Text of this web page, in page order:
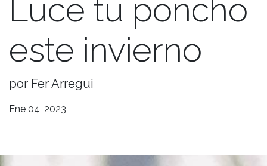
por Fer Arregui
Ene 04, 2023
Luce tu poncho
este invierno